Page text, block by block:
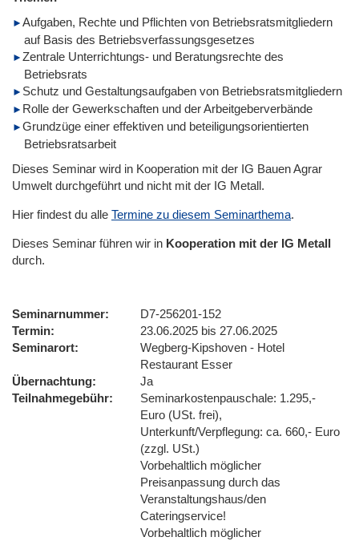
Aufgaben, Rechte und Pflichten von Betriebsratsmitgliedern
auf Basis des Betriebsverfassungsgesetzes
Zentrale Unterrichtungs- und Beratungsrechte des
Betriebsrats
Schutz und Gestaltungsaufgaben von Betriebsratsmitgliedern
Rolle der Gewerkschaften und der Arbeitgeberverbände
Grundzüge einer effektiven und beteiligungsorientierten
Betriebsratsarbeit
Dieses Seminar wird in Kooperation mit der IG Bauen Agrar
Umwelt durchgeführt und nicht mit der IG Metall.
Hier findest du alle Termine zu diesem Seminarthema.
Dieses Seminar führen wir in Kooperation mit der IG Metall
durch.
Seminarnummer
D7-256201-152
Termin
23.06.2025 bis 27.06.2025
Seminarort
Wegberg-Kipshoven - Hotel
Restaurant Esser
Übernachtung
Ja
Teilnahmegebühr
Seminarkostenpauschale: 1.295,-
Euro (USt. frei),
Unterkunft/Verpflegung: ca. 660,- Euro
(zzgl. USt.)
Vorbehaltlich möglicher
Preisanpassung durch das
Veranstaltungshaus/den
Cateringservice!
Vorbehaltlich möglicher